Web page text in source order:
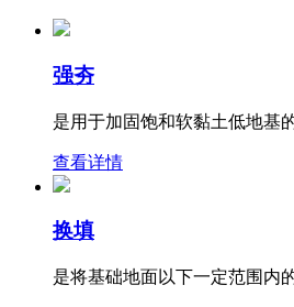
强夯
是用于加固饱和软黏土低地基
查看详情
换填
是将基础地面以下一定范围内